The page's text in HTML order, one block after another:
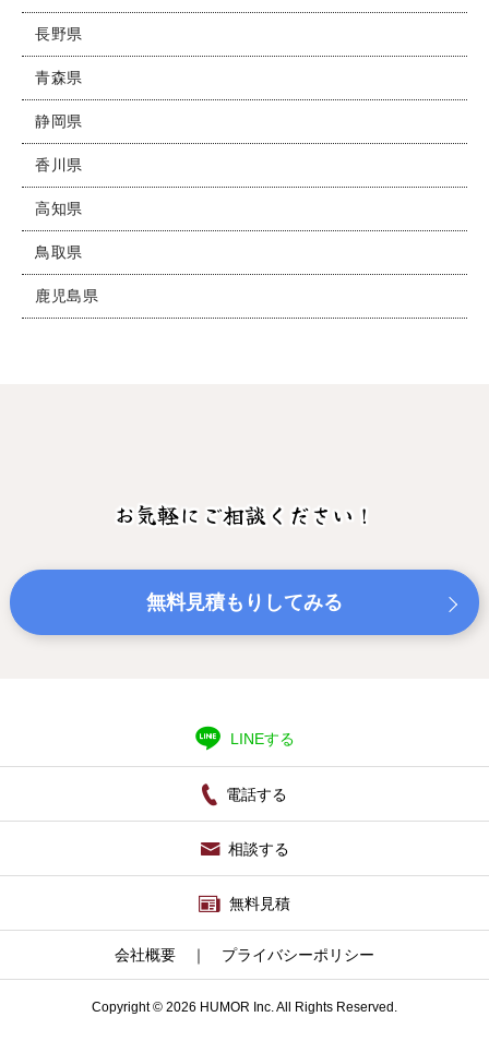
長野県
青森県
静岡県
香川県
高知県
鳥取県
鹿児島県
お気軽にご相談ください！
無料見積もりしてみる
LINEする
電話する
相談する
無料見積
会社概要 ｜ プライバシーポリシー
Copyright © 2026 HUMOR Inc. All Rights Reserved.